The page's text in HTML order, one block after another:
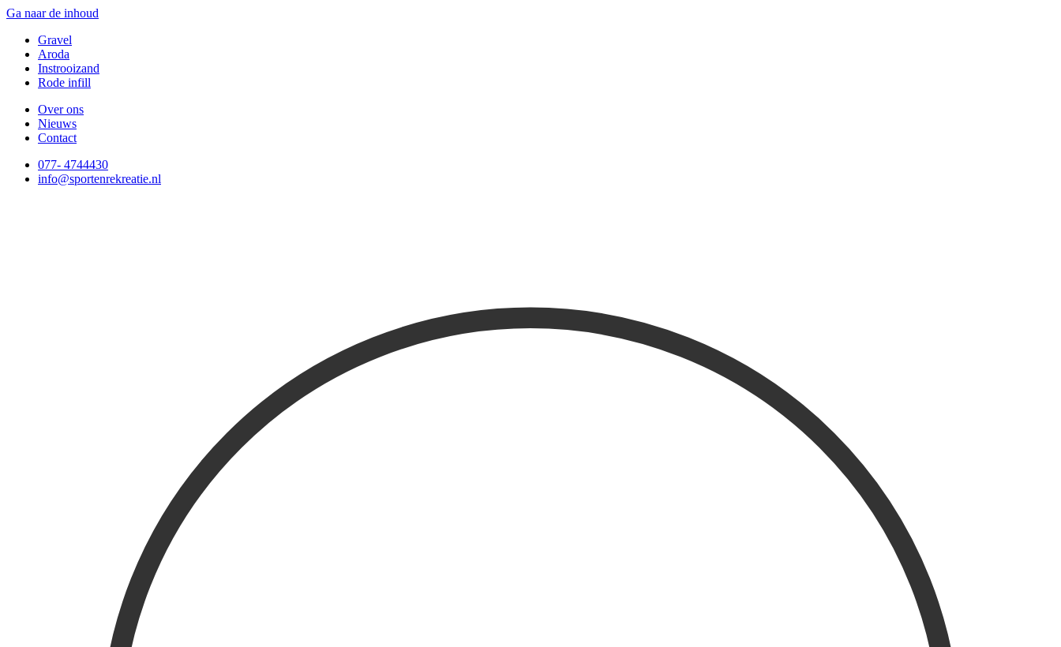
Ga naar de inhoud
Gravel
Aroda
Instrooizand
Rode infill
Over ons
Nieuws
Contact
077- 4744430
info@sportenrekreatie.nl